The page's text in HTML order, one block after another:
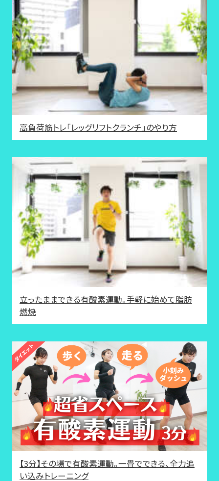
高負荷筋トレ「レッグリフトクランチ」のやり方
立ったままできる有酸素運動。手軽に始めて脂肪
燃焼
【3分】その場で有酸素運動。一畳でできる、全力追
い込みトレーニング